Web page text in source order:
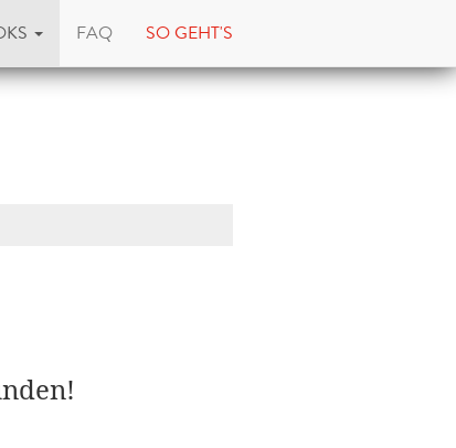
FAQ SO GEHT'S